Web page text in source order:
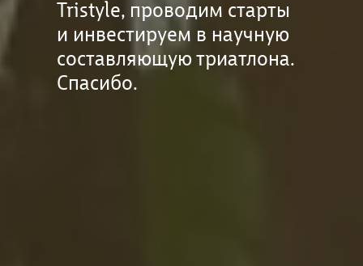
Tristyle, проводим старты
и инвестируем в научную
составляющую триатлона.
Спасибо.